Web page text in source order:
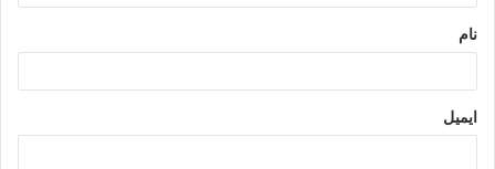
*
نام
ایمیل